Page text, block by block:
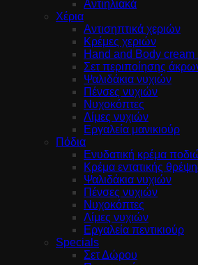
Αντιηλιακά
Χέρια
Αντισηπτικά χεριών
Κρέμες χεριών
Hand and Body cream
Σετ περιποίησης
Ψαλιδάκια νυχιών
Πένσες νυχιών
Νυχοκόπτες
Λίμες νυχιών
Εργαλεία μανικιούρ
Πόδια
Ενυδατική κρέμα
Κρέμα εντατικής
Ψαλιδάκια νυχιών
Πένσες νυχιών
Νυχοκόπτες
Λίμες νυχιών
Εργαλεία πεντικιούρ
Specials
Σετ Δώρου